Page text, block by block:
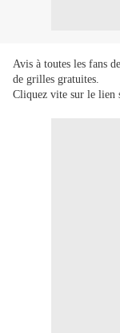
Avis à toutes les fans
de grilles gratuites.
Cliquez vite sur le lien